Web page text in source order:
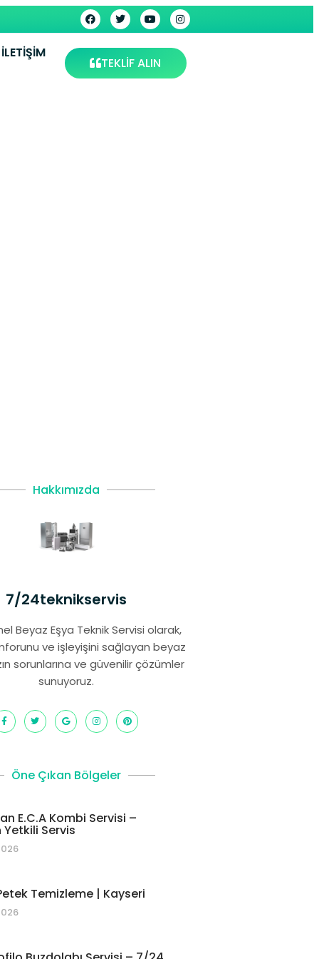
İLETIŞIM
TEKLİF ALIN
Hakkımızda
7/24teknikservis
Beyaz Eşya Teknik Servisi olarak,
ve işleyişini sağlayan beyaz
sorunlarına ve güvenilir çözümler
sunuyoruz.
Öne Çıkan Bölgeler
E.C.A Kombi Servisi –
Servis
Temizleme | Kayseri